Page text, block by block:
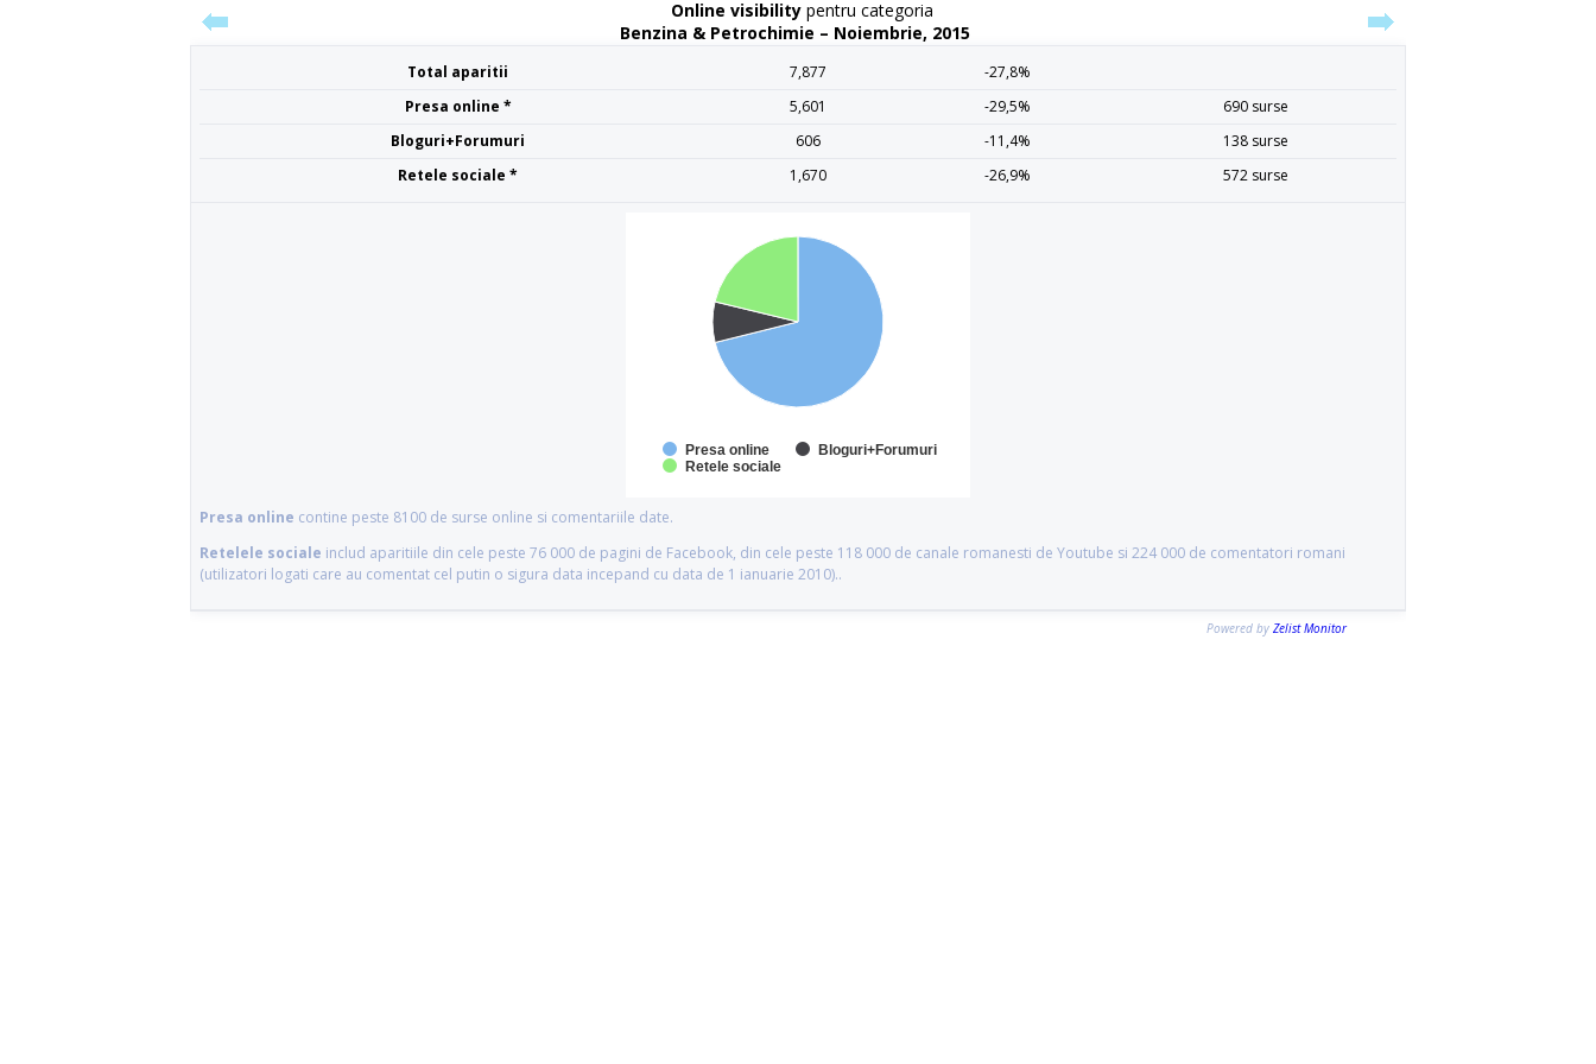
Online visibilitypentru categoria
Benzina & Petrochimie – Noiembrie, 2015
Total aparitii 7,877
-27,8%
Presa online *
5,601 -29,5%
690 surse
Bloguri+Forumuri
606 -11,4%
138 surse
Retele sociale *
1,670 -26,9% 572 surse
Presa online
Bloguri+Forumuri
Retele sociale
Presa online contine peste 8100 de surse online si comentariile date.
Retelele sociale includ aparitiile din cele peste 76 000 de pagini de Facebook, din cele peste 118 000 de canale romanesti de Youtube si 224 000 de comentatori romani
(utilizatori logati care au comentat cel putin o sigura data incepand cu data de 1 ianuarie 2010)..
Powered by Zelist Monitor